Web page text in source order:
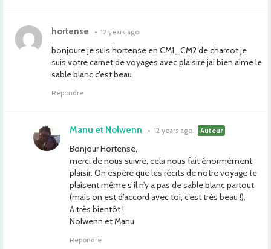
hortense • 12 years ago
bonjoure je suis hortense en CM1_CM2 de charcot je
suis votre carnet de voyages avec plaisire jai bien aime le
sable blanc c’est beau
Répondre
Manu et Nolwenn • 12 years ago Auteur
Bonjour Hortense,
merci de nous suivre, cela nous fait énormément
plaisir. On espère que les récits de notre voyage te
plaisent même s’il n’y a pas de sable blanc partout
(mais on est d’accord avec toi, c’est très beau !).
A très bientôt !
Nolwenn et Manu
Répondre